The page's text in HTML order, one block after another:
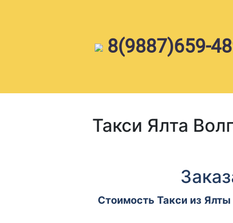
8(9887)659-
Такси Ялта
Стоимость Такси из